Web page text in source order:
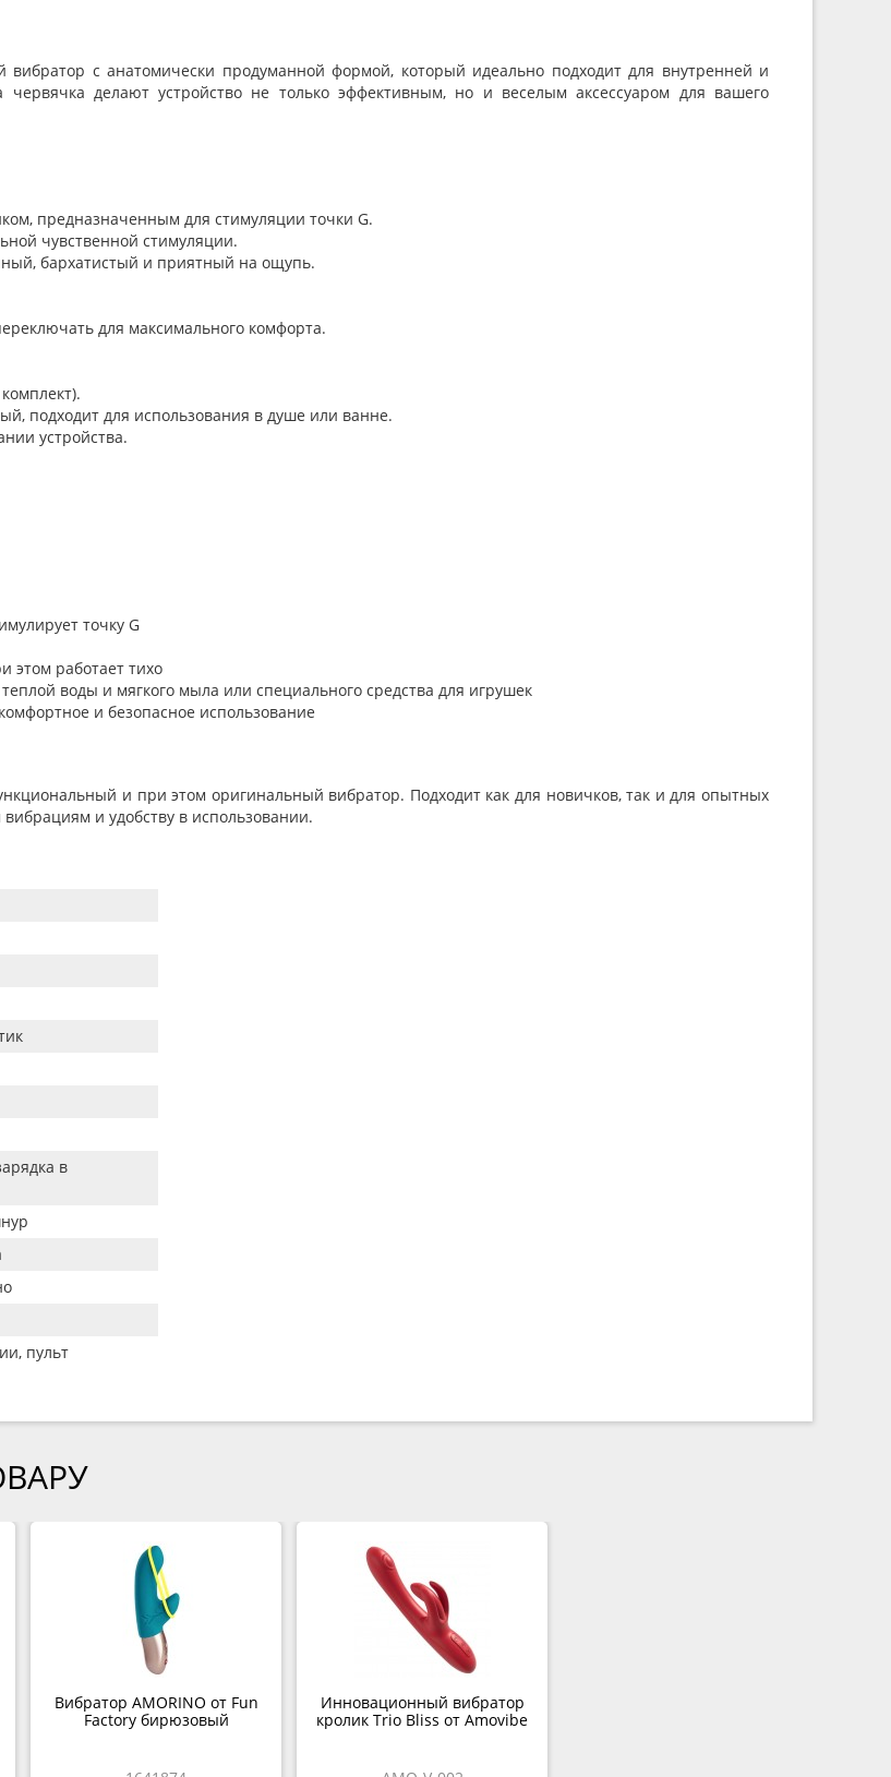
с анатомически продуманной формой, который идеально подходит для внутренней и
делают устройство не только эффективным, но и веселым аксессуаром для вашего
предназначенным для стимуляции точки G.
чувственной стимуляции.
бархатистый и приятный на ощупь.
для максимального комфорта.
подходит для использования в душе или ванне.
устройства.
точку G
этом работает тихо
воды и мягкого мыла или специального средства для игрушек
и безопасное использование
и при этом оригинальный вибратор. Подходит как для новичков, так и для опытных
и удобству в использовании.
в
пульт
Вибратор AMORINO от Fun
Factory бирюзовый
Инновационный вибратор
кролик Trio Bliss от Amovibe